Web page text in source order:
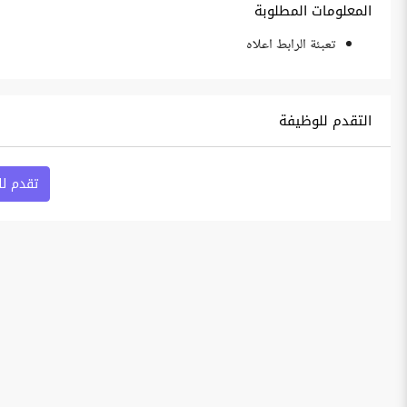
المعلومات المطلوبة
تعبئة الرابط اعلاه
التقدم للوظيفة
تقدم